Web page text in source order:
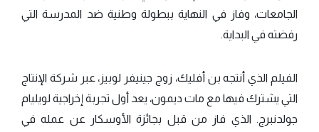
الجامعات، وفاز في النهاية ببطولة وطنية ضد المدرسة التي
رفضته في البداية.
الفيلم الذي أنتجه بن أفليك، زوج جينيفر لوبيز، عبر شركة الإنتاج
التي يشترك فيها مع مات ديمون، يعد أول تجربة إخراجية لويليام
جولدنبرج. الذي فاز من قبل بجائزة الأوسكار عن عمله في